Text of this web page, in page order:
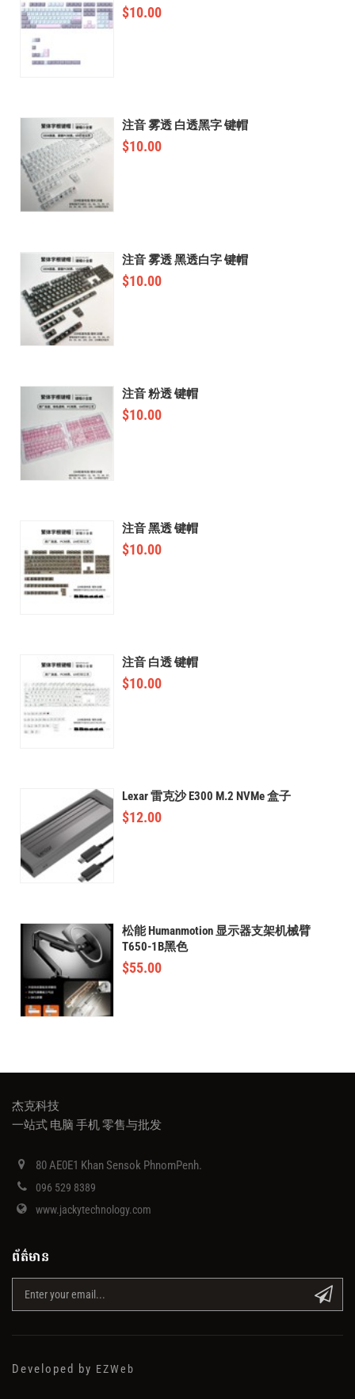
$10.00
注音 雾透 白透黑字 键帽
$10.00
注音 雾透 黑透白字 键帽
$10.00
注音 粉透 键帽
$10.00
注音 黑透 键帽
$10.00
注音 白透 键帽
$10.00
Lexar 雷克沙 E300 M.2 NVMe 盒子
$12.00
松能 Humanmotion 显示器支架机械臂
T650-1B黑色
$55.00
杰克科技
一站式 电脑 手机 零售与批发
80 AE0E1 Khan Sensok PhnomPenh.
096 529 8389
www.jackytechnology.com
ព័ត៌មាន
Developed by EZWeb